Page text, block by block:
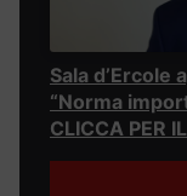
Sala d’Ercole
“Norma
CLICCA PER